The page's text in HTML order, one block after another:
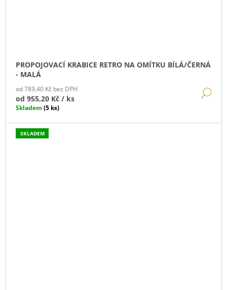
PROPOJOVACÍ KRABICE RETRO NA OMÍTKU BÍLÁ/ČERNÁ
- MALÁ
od 789,40 Kč bez DPH
od 955,20 Kč / ks
Skladem (5 ks)
SKLADEM